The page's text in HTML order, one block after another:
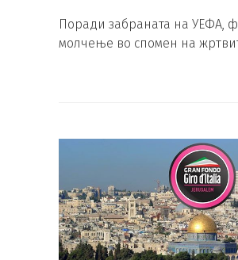
Поради забраната на УЕФА,
молчење во спомен на